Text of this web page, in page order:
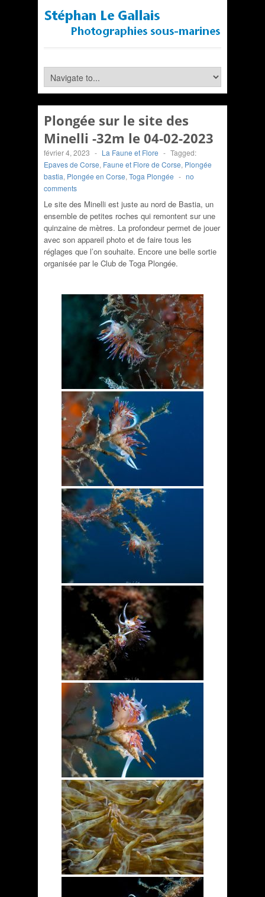
Plongée sur le site des
Minelli -32m le 04-02-2023
février 4, 2023 - La Faune et Flore - Tagged:
Epaves de Corse, Faune et Flore de Corse, Plongée
bastia, Plongée en Corse, Toga Plongée - no
comments
Le site des Minelli est juste au nord de Bastia, un
ensemble de petites roches qui remontent sur une
quinzaine de mètres. La profondeur permet de jouer
avec son appareil photo et de faire tous les
réglages que l’on souhaite. Encore une belle sortie
organisée par le Club de Toga Plongée.